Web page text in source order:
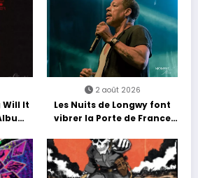
Will It
2 août 2026
Les Nuits de Longwy font
vibrer la Porte de France
découvertes et énergie
reggae